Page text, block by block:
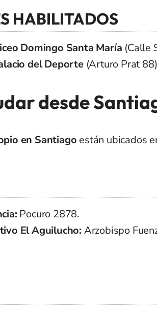
HABILITADOS
Domingo Santa María (Calle
del Deporte(Arturo Prat
desde
en Santiago están ubicados
Pocuro 2878.
El Aguilucho: Arzobispo